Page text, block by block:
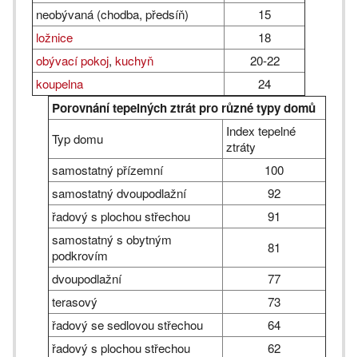
neobývaná (chodba, předsíň)
15
ložnice
18
obývací pokoj, kuchyň
20-22
koupelna
24
Porovnání tepelných ztrát pro různé typy domů
Typ domu
Index tepelné
ztráty
samostatný přízemní
100
samostatný dvoupodlažní
92
řadový s plochou střechou
91
samostatný s obytným
podkrovím
81
dvoupodlažní
77
terasový
73
řadový se sedlovou střechou
64
řadový s plochou střechou
62